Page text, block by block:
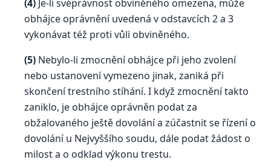
(4) Je-li svéprávnost obviněného omezena, může
obhájce oprávnění uvedená v odstavcích 2 a 3
vykonávat též proti vůli obviněného.
(5) Nebylo-li zmocnění obhájce při jeho zvolení
nebo ustanovení vymezeno jinak, zaniká při
skončení trestního stíhání. I když zmocnění takto
zaniklo, je obhájce oprávněn podat za
obžalovaného ještě dovolání a zúčastnit se řízení o
dovolání u Nejvyššího soudu, dále podat žádost o
milost a o odklad výkonu trestu.